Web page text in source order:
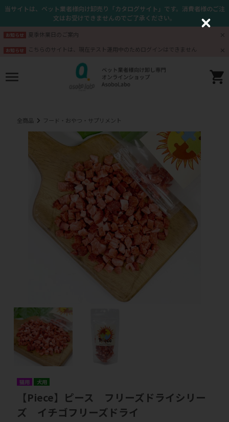
当サイトは、ペット業者様向け卸売り「カタログサイト」です。消費者様のご注
文はお受けできませんのでご了承ください。
お知らせ 夏季休業日のご案内
お知らせ こちらのサイトは、現在テスト運用中のためログインはできません
全商品 フード・おやつ・サプリメント
猫用 犬用
【Piece】ピース フリーズドライシリー
ズ イチゴフリーズドライ
C